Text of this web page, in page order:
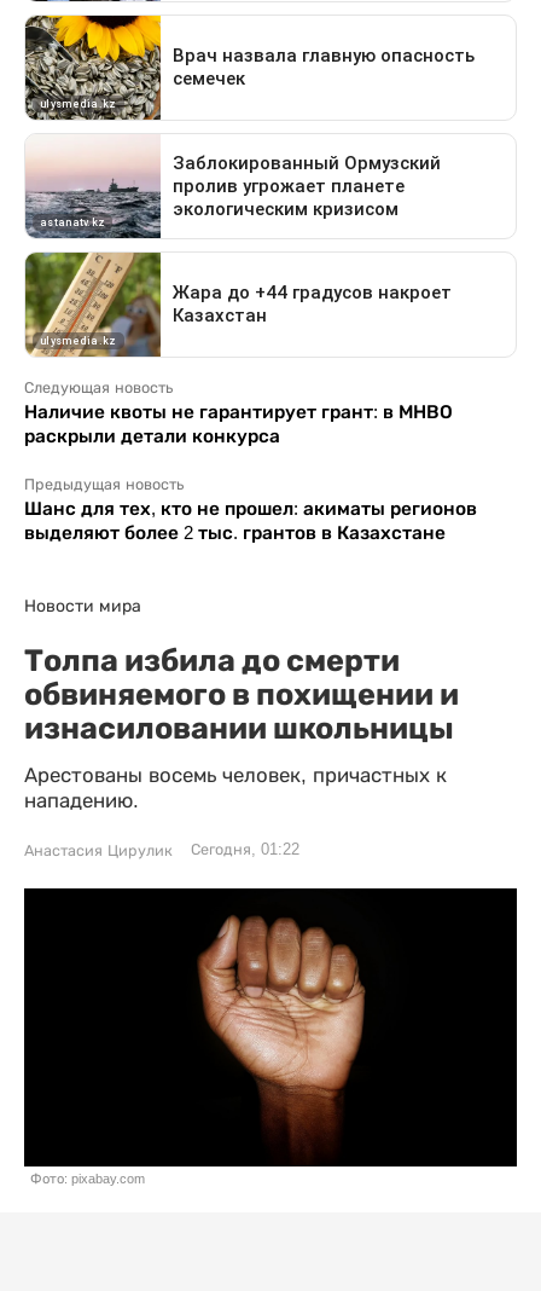
Следующая новость
Наличие квоты не гарантирует грант: в МНВО
раскрыли детали конкурса
Предыдущая новость
Шанс для тех, кто не прошел: акиматы регионов
выделяют более 2 тыс. грантов в Казахстане
Новости мира
Толпа избила до смерти
обвиняемого в похищении и
изнасиловании школьницы
Арестованы восемь человек, причастных к
нападению.
Анастасия Цирулик Сегодня, 01:22
Фото: pixabay.com